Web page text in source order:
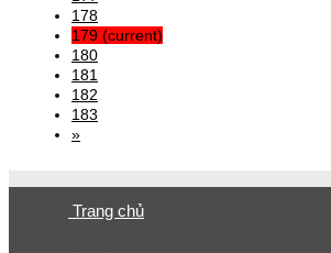
178
179 (current)
180
181
182
183
»
Trang chủ